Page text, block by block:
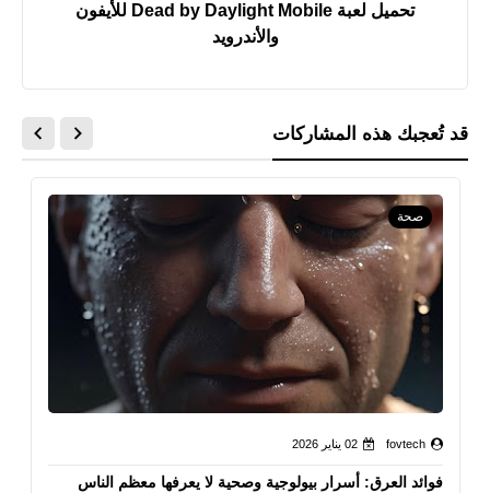
تحميل لعبة Dead by Daylight Mobile‏ للأيفون
والأندرويد
قد تُعجبك هذه المشاركات
صحة
fovtech 02 يناير 2026
فوائد العرق: أسرار بيولوجية وصحية لا يعرفها معظم الناس